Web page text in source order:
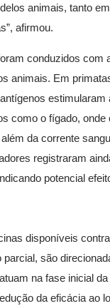
animais, tanto
afirmou.
conduzidos com
animais. Em
estimularam
como o fígado, onde
da corrente
registraram
potencial
disponíveis
são
na fase inicial
da eficácia ao